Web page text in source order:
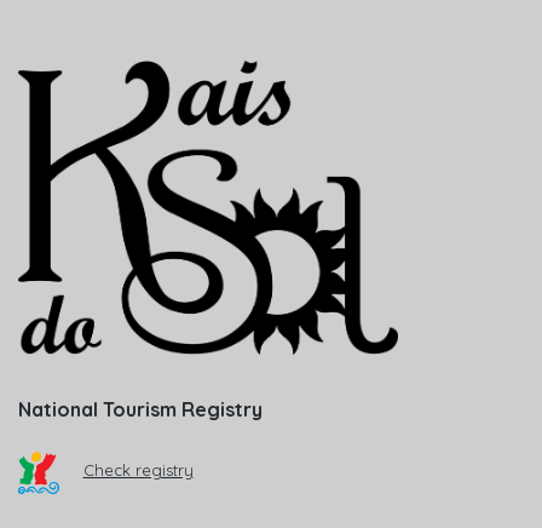
National Tourism Registry
Check registry